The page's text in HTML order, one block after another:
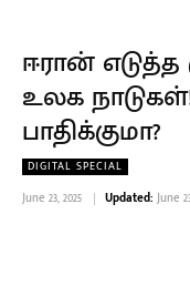
ஈரான் எடுத்த
உலக
பாதிக்குமா?
DIGITAL SPECIAL
June 23, 2025 Updated: June